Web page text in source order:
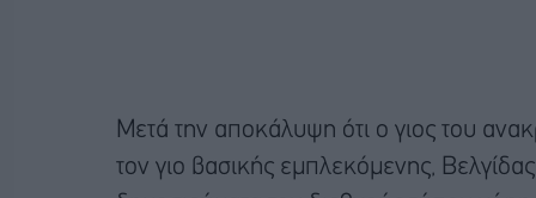
Μετά την αποκάλυψη ότι ο γιος του
τον γιο βασικής εμπλεκόμενης,